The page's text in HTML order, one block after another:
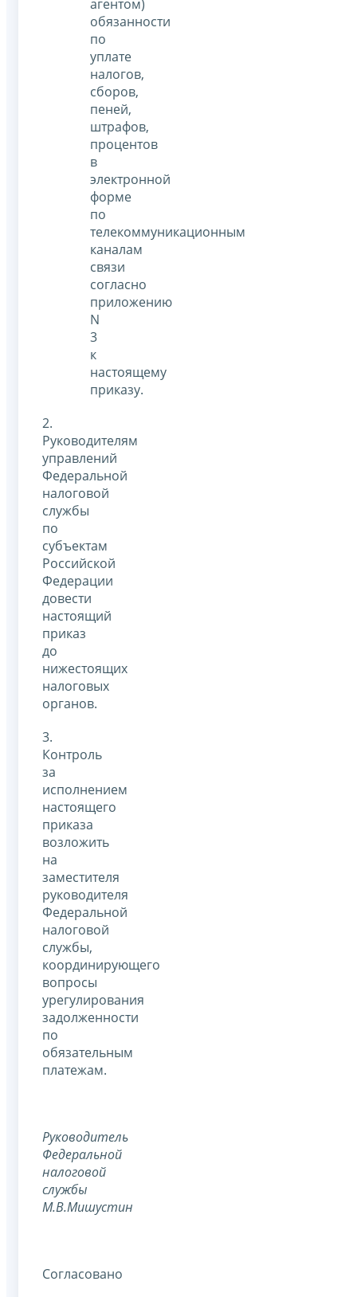
агентом)
обязанности
по
уплате
налогов,
сборов,
пеней,
штрафов,
процентов
в
электронной
форме
по
телекоммуникационным
каналам
связи
согласно
приложению
N
3
к
настоящему
приказу.
2.
Руководителям
управлений
Федеральной
налоговой
службы
по
субъектам
Российской
Федерации
довести
настоящий
приказ
до
нижестоящих
налоговых
органов.
3.
Контроль
за
исполнением
настоящего
приказа
возложить
на
заместителя
руководителя
Федеральной
налоговой
службы,
координирующего
вопросы
урегулирования
задолженности
по
обязательным
платежам.
Руководитель
Федеральной
налоговой
службы
М.В.Мишустин
Согласовано